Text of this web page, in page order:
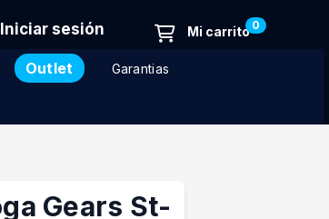
Iniciar sesión 0
Outlet Garantias
Gears St-